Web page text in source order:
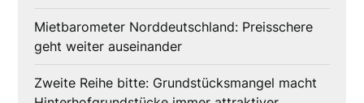
Mietbarometer Norddeutschland: Preisschere
geht weiter auseinander
Zweite Reihe bitte: Grundstücksmangel macht